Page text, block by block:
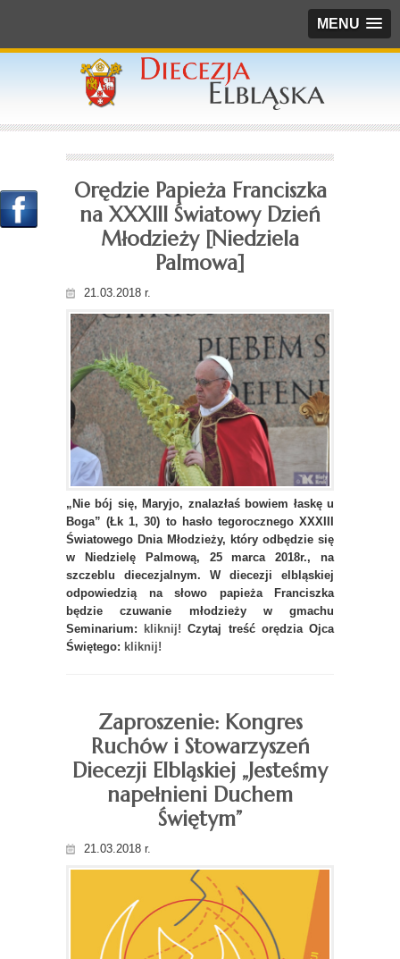
MENU
Orędzie Papieża Franciszka
na XXXIII Światowy Dzień
Młodzieży [Niedziela
Palmowa]
21.03.2018 r.
„Nie bój się, Maryjo, znalazłaś bowiem łaskę u
Boga” (Łk 1, 30) to hasło tegorocznego XXXIII
Światowego Dnia Młodzieży, który odbędzie się
w Niedzielę Palmową, 25 marca 2018r., na
szczeblu diecezjalnym. W diecezji elbląskiej
odpowiedzią na słowo papieża Franciszka
będzie czuwanie młodzieży w gmachu
Seminarium:
kliknij! Czytaj treść orędzia Ojca
Świętego: kliknij!
Zaproszenie: Kongres
Ruchów i Stowarzyszeń
Diecezji Elbląskiej „Jesteśmy
napełnieni Duchem
Świętym”
21.03.2018 r.